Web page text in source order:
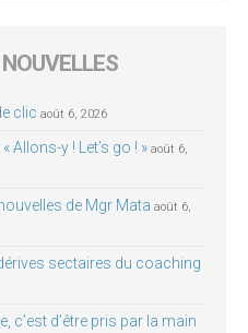
clic août 6, 2026
Allons-y ! Let’s go ! » août 6,
de Mgr Mata août 6,
sectaires du coaching
c’est d’être pris par la main